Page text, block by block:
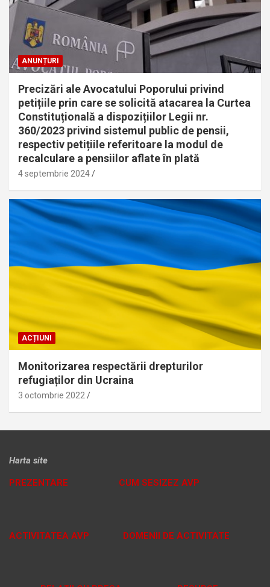
ANUNȚURI
Precizări ale Avocatului Poporului privind
petițiile prin care se solicită atacarea la Curtea
Constituțională a dispozițiilor Legii nr.
360/2023 privind sistemul public de pensii,
respectiv petițiile referitoare la modul de
recalculare a pensiilor aflate în plată
4 septembrie 2024
ACȚIUNI
Monitorizarea respectării drepturilor
refugiaților din Ucraina
3 octombrie 2022
Harta site
PREZENTARE CUM SESIZEZ AVP
ACTIVITATEA AVP DOMENII DE ACTIVITATE